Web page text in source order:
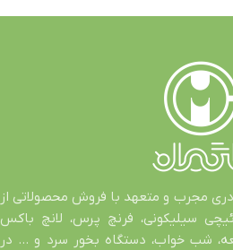
مجرب و متعهد با فروش محصولاتی از
سیلیکونی، فرنچ پرس، لانچ باکس
شب خواب، دستگاه بخور سرد و … در